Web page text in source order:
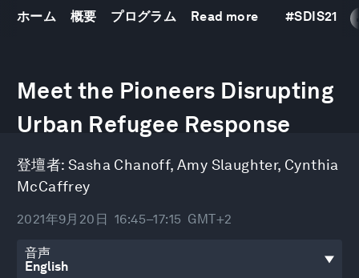
ホーム 概要 プログラム Read more #SDIS21
Meet the Pioneers Disrupting
Urban Refugee Response
登壇者: Sasha Chanoff,Amy Slaughter, Cynthia
McCaffrey
2021年9月20日 16:45–17:15 GMT+2
音声
of
minutes,
51